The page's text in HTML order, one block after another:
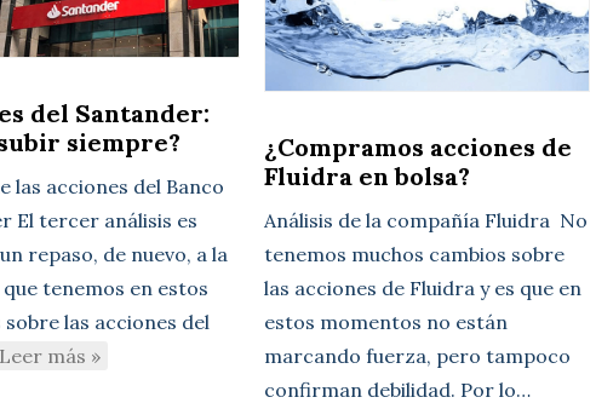
del Santander:
siempre?
las acciones del Banco
El tercer análisis es
repaso, de nuevo, a la
tenemos en estos
las acciones del
Leer más »
¿Compramos acciones de
Fluidra en bolsa?
Análisis de la compañía Fluidra No
tenemos muchos cambios sobre
las acciones de Fluidra y es que en
estos momentos no están
marcando fuerza, pero tampoco
confirman debilidad. Por lo…